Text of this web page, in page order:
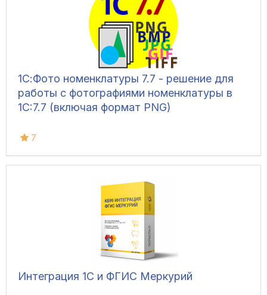
1С:Фото номенклатуры 7.7 - решение для
работы с фотографиями номенклатуры в
1С:7.7 (включая формат PNG)
7
Интеграция 1С и ФГИС Меркурий